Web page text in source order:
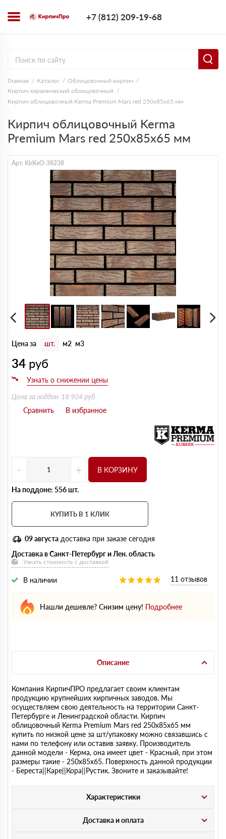
+7 (812) 209-19-68
Главная Каталог
Облицовочный кирпич
Кирпич керамический облицовочный
Кирпич облицовочный Kerma Premium Mars red 250х85х65 мм
Кирпич облицовочный Kerma
Premium Mars red 250х85х65 мм
Арт. KirKeO-38238
Цена за шт. м2 м3
34 руб
Цена за поддон: 18 904 руб
- + В КОРЗИНУ
На поддоне: 556 шт.
КУПИТЬ В 1 КЛИК
09 августа доставка при заказе сегодня
Доставка в Санкт-Петербург и Лен. область
Узнать стоимость с доставкой
В наличии 11 отзывов
Нашли дешевле? Снизим цену! Подробнее
Описание
Компания КирпичПРО предлагает своим клиентам
продукцию крупнейших кирпичных заводов. Мы
осуществляем свою деятельность на территории Санкт-
Петербурге и Ленинградской области. Кирпич
облицовочный Kerma Premium Mars red 250х85х65 мм
купить по низкой цене за шт/упаковку можно связавшись с
нами по телефону или оставив заявку. Производитель
данной модели - Керма, она имеет цвет - Красный, при этом
размеры такие - 250х85х65. Поверхность данной продукции
- Береста||Каре||Кора||Рустик. Звоните и заказывайте!
Характеристики
Доставка и оплата